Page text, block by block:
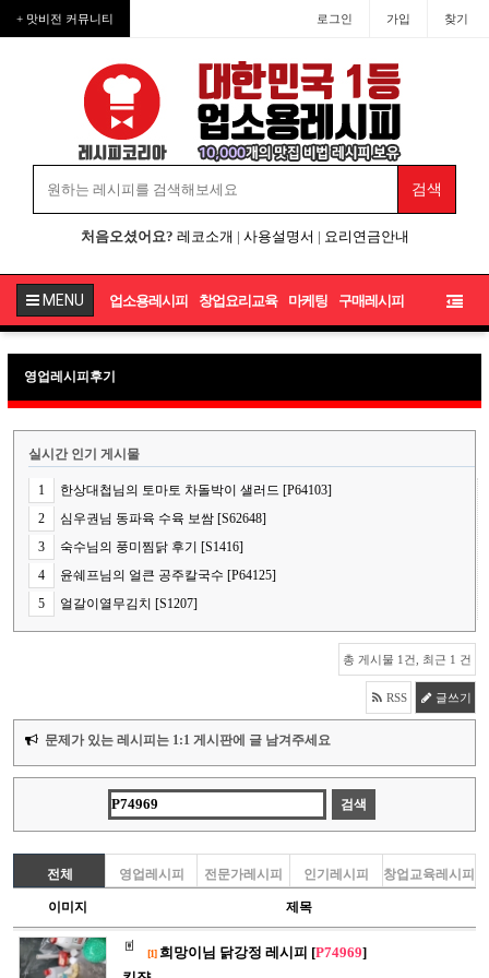
+ 맛비전 커뮤니티 로그인 가입 찾기
처음오셨어요? 레코소개 | 사용설명서 | 요리연금안내
MENU 업소용레시피 창업요리교육 마케팅 구매레시피
영업레시피후기
실시간 인기 게시물
1
한상대첩님의 토마토 차돌박이 샐러드 [P64103]
2
심우권님 동파육 수육 보쌈 [S62648]
3
숙수님의 풍미찜닭 후기 [S1416]
4
윤쉐프님의 얼큰 공주칼국수 [P64125]
5
얼갈이열무김치 [S1207]
총 게시물 1건, 최근 1 건
RSS 글쓰기
문제가 있는 레시피는 1:1 게시판에 글 남겨주세요
전체 영업레시피 전문가레시피 인기레시피 창업교육레시피
이미지 제목
[1] 희망이님 닭강정 레시피 [P74969]